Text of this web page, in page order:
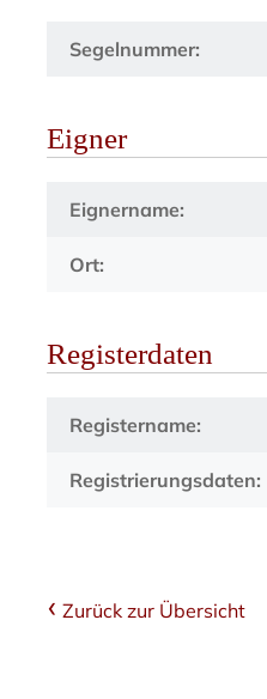
Segelnummer:
Eigner
Eignername:
Ort:
Registerdaten
Registername:
Registrierungsdaten:
Zurück zur Übersicht